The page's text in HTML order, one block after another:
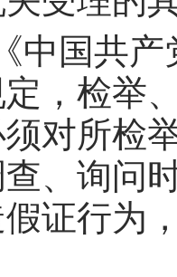
中国共
，检举
对所检
、询问
证行为